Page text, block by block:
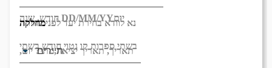
DD/MM/YYיום
בשתי ספרות קו נטוי חודש בשתי
נא לוודא בחירת יעד לפני בחירת
תאריך, תאריך יציאה,מתי? יום,
מחלקה